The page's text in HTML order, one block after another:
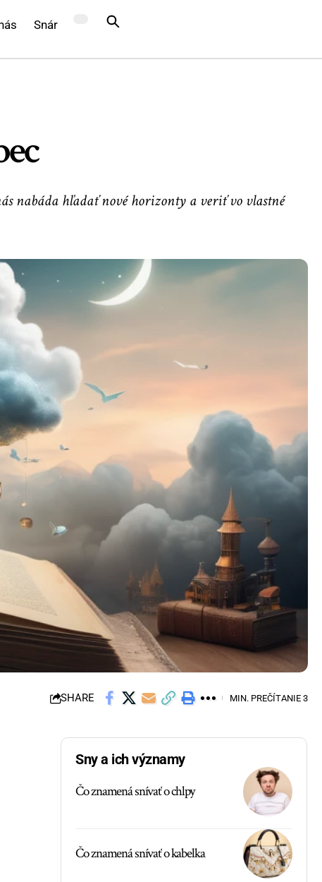
Snár
nabáda hľadať nové horizonty a veriť vo vlastné
SHARE MIN. PREČÍTANIE 3
Sny a ich významy
Čo znamená snívať o chlpy
Čo znamená snívať o kabelka